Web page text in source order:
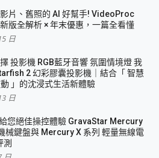
片、舊照的 AI 好幫手! VideoProc
版全解析 × 年末優惠，一篇全看懂
日
投影機 RGB藍牙音響 氛圍情境燈 我
2 幻彩膠囊投影機｜結合「 智慧
」的沈浸式生活新體驗
日
您絕佳操控體驗 GravaStar Mercury
械鍵盤與 Mercury X 系列 輕量無線電
測